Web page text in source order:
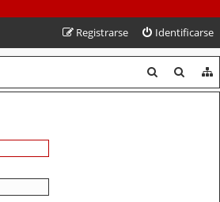
Identificarse
Registrarse
u
u